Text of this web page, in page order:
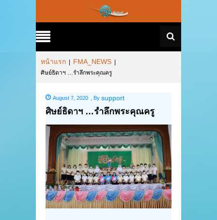
หน้าแรก FMA_NEWS
ศิษย์ธิดาฯ …รำลึกพระคุณครู
August 7, 2020 By support
ศิษย์ธิดาฯ …รำลึกพระคุณครู